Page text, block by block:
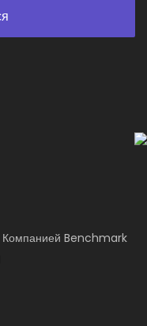
Компанией Benchmark